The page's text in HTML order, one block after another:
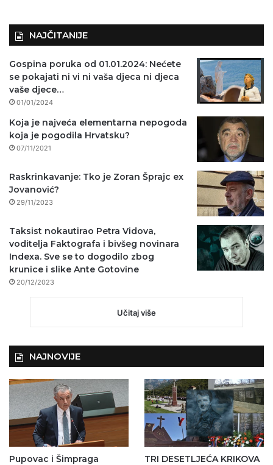
NAJČITANIJE
Gospina poruka od 01.01.2024: Nećete
se pokajati ni vi ni vaša djeca ni djeca
vaše djece…
01/01/2024
Koja je najveća elementarna nepogoda
koja je pogodila Hrvatsku?
07/11/2021
Raskrinkavanje: Tko je Zoran Šprajc ex
Jovanović?
29/11/2023
Taksist nokautirao Petra Vidova,
voditelja Faktografa i bivšeg novinara
Indexa. Sve se to dogodilo zbog
krunice i slike Ante Gotovine
20/12/2023
Učitaj više
NAJNOVIJE
Pupovac i Šimpraga
TRI DESETLJEĆA KRIKOVA